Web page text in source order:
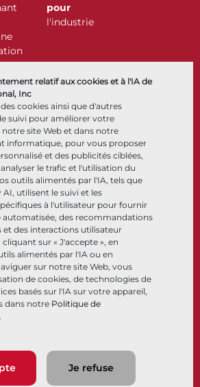
relatif aux cookies et à l'IA de
Inc
cookies ainsi que d'autres
suivi pour améliorer votre
notre site Web et dans notre
informatique, pour vous proposer
et des publicités ciblées,
le trafic et l'utilisation du
outils alimentés par l'IA, tels que
AI, utilisent le suivi et les
à l'utilisateur pour fournir
automatisée, des recommandations
et des interactions utilisateur
sur « J'accepte », en
alimentés par l'IA ou en
sur notre site Web, vous
de cookies, de technologies de
basés sur l'IA sur votre appareil,
dans notre Politique de
.
Je refuse
pour
l'industrie
Ressources
Documents
Centre de connaissance
Logiciels
Sélection de matériaux
LinkedIn
Tous droits réservés
de confidentialité